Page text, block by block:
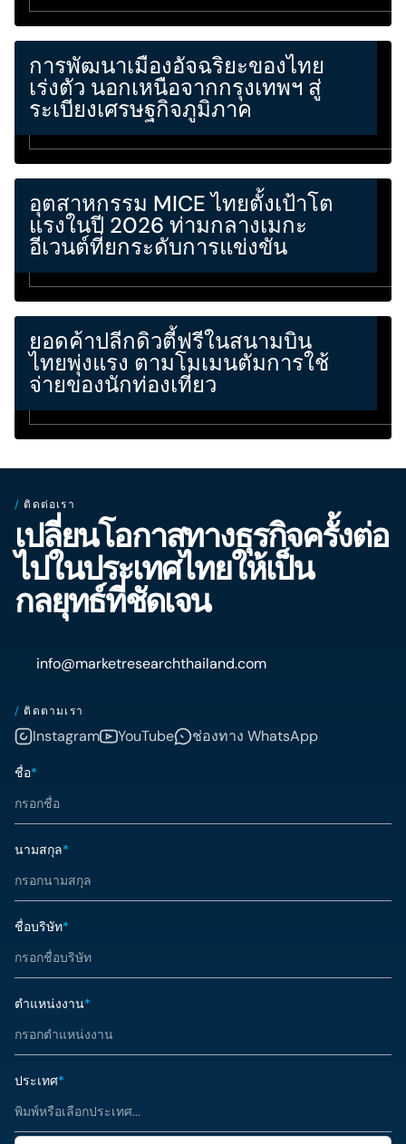
การพัฒนาเมืองอัจฉริยะของไทย
เร่งตัว นอกเหนือจากกรุงเทพฯ สู่
ระเบียงเศรษฐกิจภูมิภาค
อุตสาหกรรม MICE ไทยตั้งเป้าโต
แรงในปี 2026 ท่ามกลางเมกะ
อีเวนต์ที่ยกระดับการแข่งขัน
ยอดค้าปลีกดิวตี้ฟรีในสนามบิน
ไทยพุ่งแรง ตามโมเมนตัมการใช้
จ่ายของนักท่องเที่ยว
/ ติดต่อเรา
เปลี่ยนโอกาสทางธุรกิจครั้งต่อ
ไปในประเทศไทยให้เป็น
กลยุทธ์ที่ชัดเจน
info@marketresearchthailand.com
/ ติดตามเรา
Instagram YouTube ช่องทาง WhatsApp
ชื่อ*
นามสกุล*
ชื่อบริษัท*
ตำแหน่งงาน*
ประเทศ*